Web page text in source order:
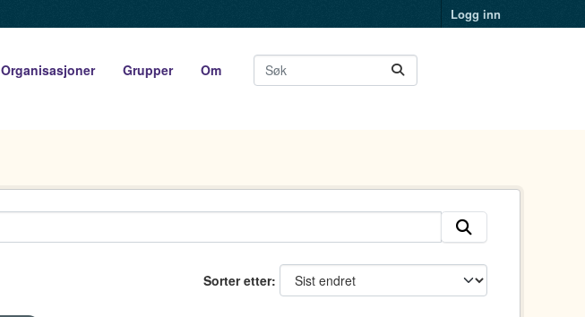
Logg inn
Organisasjoner Grupper Om
Sorter etter